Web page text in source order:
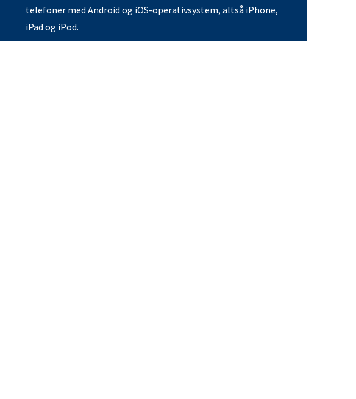
telefoner med Android og iOS-operativsystem, altså iPhone,
iPad og iPod.